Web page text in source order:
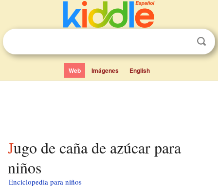
Web Imágenes English
Jugo de caña de azúcar para
niños
Enciclopedia para niños